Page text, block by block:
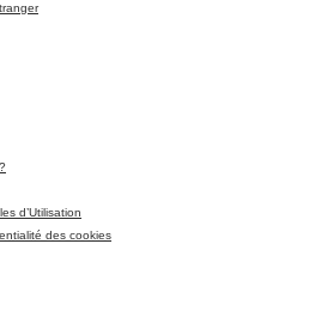
d’Utilisation
des cookies